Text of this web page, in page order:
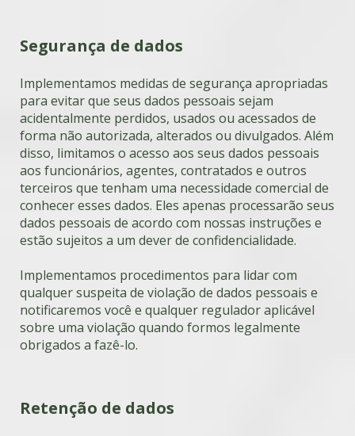
Segurança de dados
Implementamos medidas de segurança apropriadas
para evitar que seus dados pessoais sejam
acidentalmente perdidos, usados ou acessados de
forma não autorizada, alterados ou divulgados. Além
disso, limitamos o acesso aos seus dados pessoais
aos funcionários, agentes, contratados e outros
terceiros que tenham uma necessidade comercial de
conhecer esses dados. Eles apenas processarão seus
dados pessoais de acordo com nossas instruções e
estão sujeitos a um dever de confidencialidade.
Implementamos procedimentos para lidar com
qualquer suspeita de violação de dados pessoais e
notificaremos você e qualquer regulador aplicável
sobre uma violação quando formos legalmente
obrigados a fazê-lo.
Retenção de dados